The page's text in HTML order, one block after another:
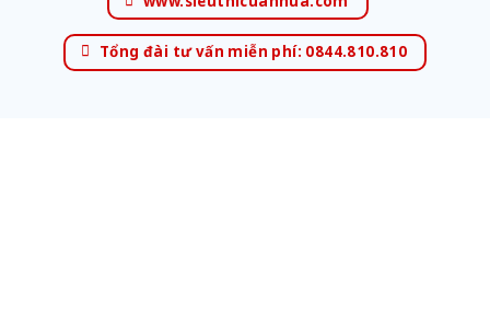
Tổng đài tư vấn miễn phí: 0844.810.810